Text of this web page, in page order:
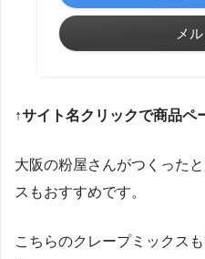
メ
↑サイト名クリックで商品ペ
大阪の粉屋さんがつくった
スもおすすめです。
こちらのクレープミックス